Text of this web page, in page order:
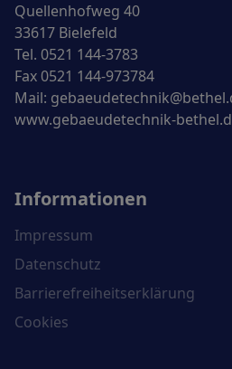
Quellenhofweg 40
33617 Bielefeld
Tel. 0521 144-3783
Fax 0521 144-973784
Mail:
www.gebaeudetechnik-
Informationen
Impressum
Datenschutz
Barrierefreiheitserklärung
Cookies